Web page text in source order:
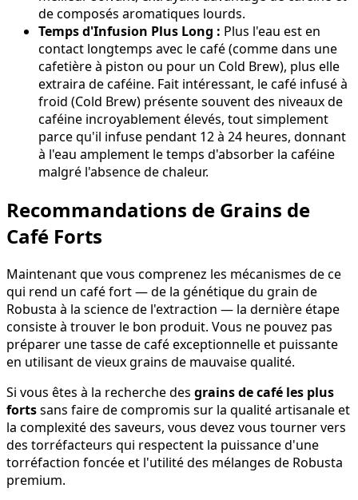
de composés aromatiques lourds.
Temps d'Infusion Plus Long : Plus l'eau est en
contact longtemps avec le café (comme dans une
cafetière à piston ou pour un Cold Brew), plus elle
extraira de caféine. Fait intéressant, le café infusé à
froid (Cold Brew) présente souvent des niveaux de
caféine incroyablement élevés, tout simplement
parce qu'il infuse pendant 12 à 24 heures, donnant
à l'eau amplement le temps d'absorber la caféine
malgré l'absence de chaleur.
Recommandations de Grains de
Café Forts
Maintenant que vous comprenez les mécanismes de ce
qui rend un café fort — de la génétique du grain de
Robusta à la science de l'extraction — la dernière étape
consiste à trouver le bon produit. Vous ne pouvez pas
préparer une tasse de café exceptionnelle et puissante
en utilisant de vieux grains de mauvaise qualité.
Si vous êtes à la recherche des grains de café les plus
fortssans faire de compromis sur la qualité artisanale et
la complexité des saveurs, vous devez vous tourner vers
des torréfacteurs qui respectent la puissance d'une
torréfaction foncée et l'utilité des mélanges de Robusta
premium.